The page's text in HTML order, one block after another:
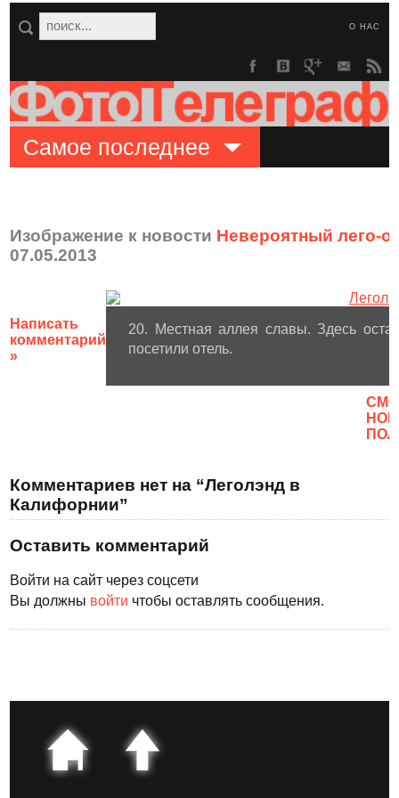
О НАС
Самое последнее
Изображение к новости Невероятный лего-
07.05.2013
Написать
комментарий
»
20. Местная аллея славы. Здесь
посетили отель.
Комментариев нет на “Леголэнд в
Калифорнии”
Оставить комментарий
Войти на сайт через соцсети
Вы должны войти чтобы оставлять сообщения.